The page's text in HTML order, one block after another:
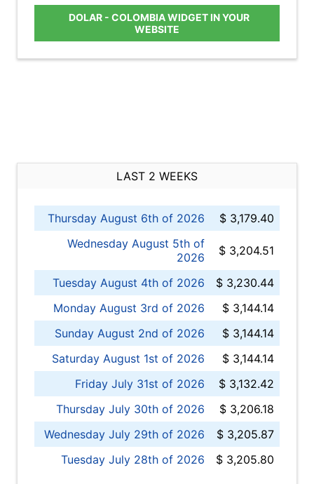
DOLAR - COLOMBIA WIDGET IN YOUR
WEBSITE
LAST 2 WEEKS
Thursday August 6th of 2026
$ 3,179.40
Wednesday August 5th of
2026
$ 3,204.51
Tuesday August 4th of 2026
$ 3,230.44
Monday August 3rd of 2026
$ 3,144.14
Sunday August 2nd of 2026
$ 3,144.14
Saturday August 1st of 2026
$ 3,144.14
Friday July 31st of 2026
$ 3,132.42
Thursday July 30th of 2026
$ 3,206.18
Wednesday July 29th of 2026
$ 3,205.87
Tuesday July 28th of 2026
$ 3,205.80